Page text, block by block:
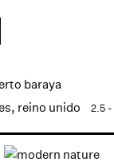
baraya
reino unido
2.5 -